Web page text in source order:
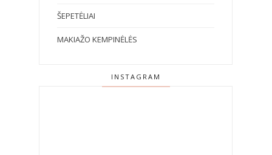
ŠEPETĖLIAI
MAKIAŽO KEMPINĖLĖS
INSTAGRAM